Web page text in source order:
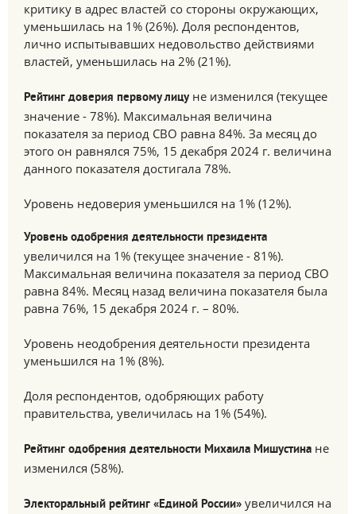
критику в адрес властей со стороны окружающих,
уменьшилась на 1% (26%). Доля респондентов,
лично испытывавших недовольство действиями
властей, уменьшилась на 2% (21%).
Рейтинг доверия первому лицуне изменился (текущее
значение - 78%). Максимальная величина
показателя за период СВО равна 84%. За месяц до
этого он равнялся 75%, 15 декабря 2024 г. величина
данного показателя достигала 78%.
Уровень недоверия уменьшился на 1% (12%).
Уровень одобрения деятельности президента
увеличился на 1% (текущее значение - 81%).
Максимальная величина показателя за период СВО
равна 84%. Месяц назад величина показателя была
равна 76%, 15 декабря 2024 г. – 80%.
Уровень неодобрения деятельности президента
уменьшился на 1% (8%).
Доля респондентов, одобряющих работу
правительства, увеличилась на 1% (54%).
Рейтинг одобрения деятельности Михаила Мишустина не
изменился (58%).
Электоральный рейтинг «Единой России» увеличился на